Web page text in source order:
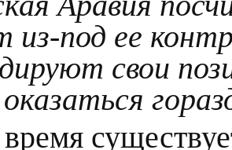
из-под ее
свои